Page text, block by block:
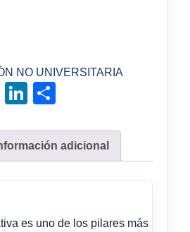
NO UNIVERSITARIA
WhatsApp
LinkedIn
adicional
es uno de los pilares más